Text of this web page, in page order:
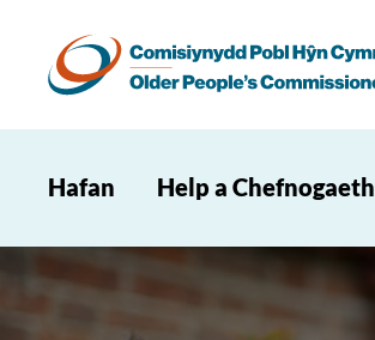
Hafan Help a Chefnogaeth